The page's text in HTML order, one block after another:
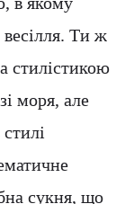
Ти ж
стилістикою
моря, але
сукня, що